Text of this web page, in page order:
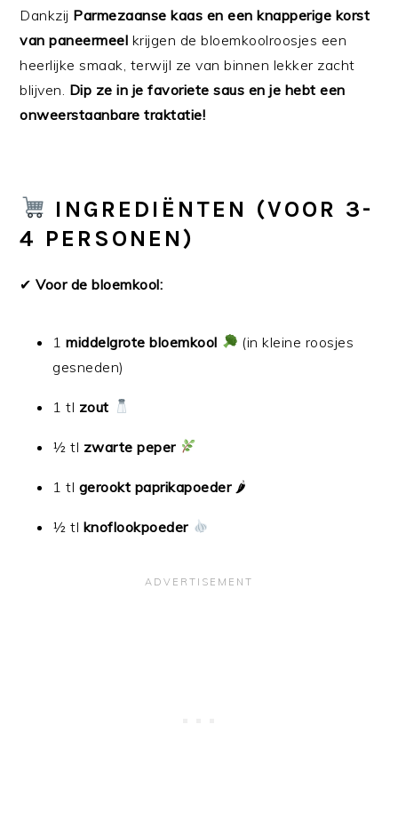
Dankzij Parmezaanse kaas en een knapperige korst
van paneermeel krijgen de bloemkoolroosjes een
heerlijke smaak, terwijl ze van binnen lekker zacht
blijven. Dip ze in je favoriete saus en je hebt een
onweerstaanbare traktatie!
INGREDIËNTEN (VOOR 3-
4 PERSONEN)
✔Voor de bloemkool:
1middelgrote bloemkool
(in kleine roosjes
gesneden)
1 tl zout
½ tl zwarte peper
1 tl gerookt paprikapoeder🌶
½ tl knoflookpoeder